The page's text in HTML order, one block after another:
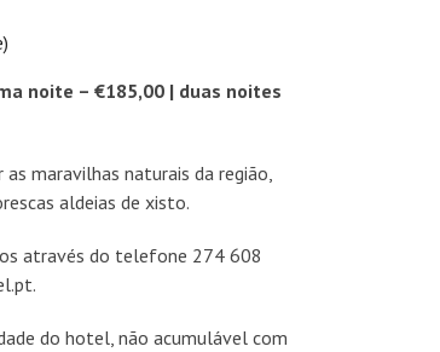
noite – €185,00 | duas noites
maravilhas naturais da região,
aldeias de xisto.
através do telefone 274 608
do hotel, não acumulável com